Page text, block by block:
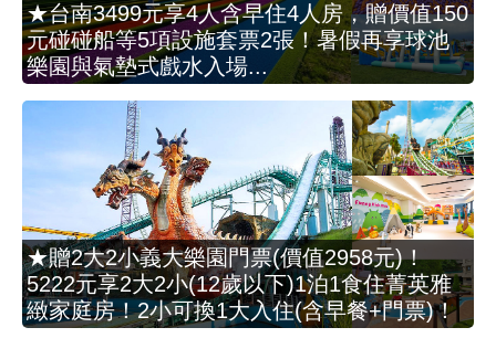
★台南3499元享4人含早住4人房，贈價值150
元碰碰船等5項設施套票2張！暑假再享球池
樂園與氣墊式戲水入場...
★贈2大2小義大樂園門票(價值2958元)！
5222元享2大2小(12歲以下)1泊1食住菁英雅
緻家庭房！2小可換1大入住(含早餐+門票)！